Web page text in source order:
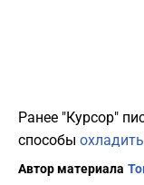
Ранее "Курсор"
способы
Автор материала